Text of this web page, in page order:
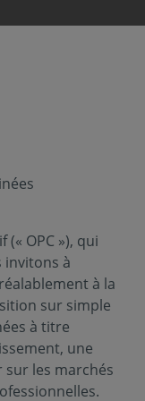
OPC »), qui
invitons à
à la
sur simple
à titre
une
les marchés